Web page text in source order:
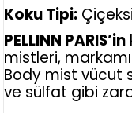
Koku Tipi:
PELLINN PARIS’in
mistleri,
Body mist vücut
ve sülfat gibi